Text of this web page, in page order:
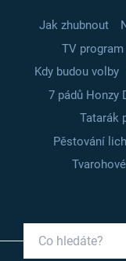
Jak zhubnout
TV program
Kdy budou volby
7 pádů Honzy
Tatarák
Pěstování